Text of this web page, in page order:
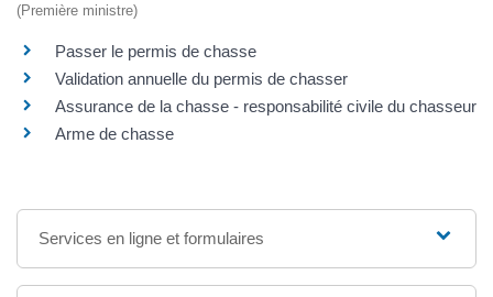
(Première ministre)
Passer le permis de chasse
Validation annuelle du permis de chasser
Assurance de la chasse - responsabilité civile du chasseur
Arme de chasse
Services en ligne et formulaires